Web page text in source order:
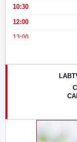
10:30
12:00
13:00